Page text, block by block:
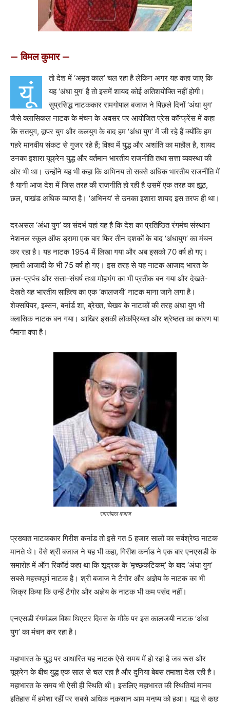
— विमल कुमार —
यूं
तो देश में ‘अमृत काल’ चल रहा है लेकिन अगर यह कहा जाए कि
यह ‘अंधा युग’ है तो इसमें शायद कोई अतिशयोक्ति नहीं होगी।
सुप्रसिद्ध नाटककार रामगोपाल बजाज ने पिछले दिनों ‘अंधा युग’
जैसे क्लासिकल नाटक के मंचन के अवसर पर आयोजित प्रेस कॉन्फ्रेंस में कहा
कि सतयुग, द्वापर युग और कलयुग के बाद हम ‘अंधा युग’ में जी रहे हैं क्योंकि हम
गहरे मानवीय संकट से गुजर रहे हैं; विश्व में युद्ध और अशांति का माहौल है, शायद
उनका इशारा यूक्रेन युद्ध और वर्तमान भारतीय राजनीति तथा सत्ता व्यवस्था की
ओर भी था। उन्होंने यह भी कहा कि अभिनय तो सबसे अधिक भारतीय राजनीति में
है यानी आज देश में जिस तरह की राजनीति हो रही है उसमें एक तरह का झूठ,
छल, पाखंड अधिक व्याप्त है। ‘अभिनय’ से उनका इशारा शायद इस तरफ ही था।
दरअसल ‘अंधा युग’ का संदर्भ यहां यह है कि देश का प्रतिष्ठित रंगमंच संस्थान
नेशनल स्कूल ऑफ ड्रामा एक बार फिर तीन दशकों के बाद ‘अंधायुग’ का मंचन
कर रहा है। यह नाटक 1954 में लिखा गया और अब इसको 70 वर्ष हो गए।
हमारी आजादी के भी 75 वर्ष हो गए। इस तरह से यह नाटक आजाद भारत के
छल-प्रपंच और सत्ता-संघर्ष तथा मोहभंग का भी प्रतीक बन गया और देखते-
देखते यह भारतीय साहित्य का एक ‘कालजयी’ नाटक माना जाने लगा है।
शेक्सपियर, इब्सन, बर्नार्ड शा, ब्रेख्त, चेखव के नाटकों की तरह अंधा युग भी
क्लासिक नाटक बन गया। आखिर इसकी लोकप्रियता और श्रेष्ठता का कारण या
पैमाना क्या है।
रामगोपाल बजाज
प्रख्यात नाटककार गिरीश कर्नाड तो इसे गत 5 हजार सालों का सर्वश्रेष्ठ नाटक
मानते थे। वैसे श्री बजाज ने यह भी कहा, गिरीश कर्नाड ने एक बार एनएसडी के
समारोह में ऑन रिकॉर्ड कहा था कि शूद्रक के ‘मृच्छकटिकम्’ के बाद ‘अंधा युग’
सबसे महत्त्वपूर्ण नाटक है। श्री बजाज ने टैगोर और अज्ञेय के नाटक का भी
जिक्र किया कि उन्हें टैगोर और अज्ञेय के नाटक भी कम पसंद नहीं।
एनएसडी रंगमंडल विश्व थिएटर दिवस के मौके पर इस कालजयी नाटक ‘अंधा
युग’ का मंचन कर रहा है।
महाभारत के युद्ध पर आधारित यह नाटक ऐसे समय में हो रहा है जब रूस और
यूक्रेन के बीच युद्ध एक साल से चल रहा है और दुनिया बेबस तमाशा देख रही है।
महाभारत के समय भी ऐसी ही स्थिति थी। इसलिए महाभारत की स्थितियां मानव
इतिहास में हमेशा रहीं पर सबसे अधिक नुकसान आम मनुष्य को हुआ। युद्ध से कुछ